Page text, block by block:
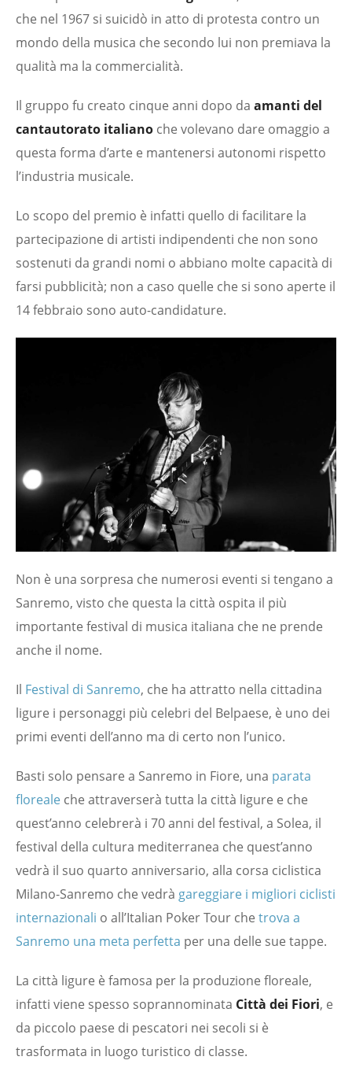
che nel 1967 si suicidò in atto di protesta contro un
mondo della musica che secondo lui non premiava la
qualità ma la commercialità.
Il gruppo fu creato cinque anni dopo da amanti del
cantautorato italiano che volevano dare omaggio a
questa forma d’arte e mantenersi autonomi rispetto
l’industria musicale.
Lo scopo del premio è infatti quello di facilitare la
partecipazione di artisti indipendenti che non sono
sostenuti da grandi nomi o abbiano molte capacità di
farsi pubblicità; non a caso quelle che si sono aperte il
14 febbraio sono auto-candidature.
Non è una sorpresa che numerosi eventi si tengano a
Sanremo, visto che questa la città ospita il più
importante festival di musica italiana che ne prende
anche il nome.
Il Festival di Sanremo, che ha attratto nella cittadina
ligure i personaggi più celebri del Belpaese, è uno dei
primi eventi dell’anno ma di certo non l’unico.
Basti solo pensare a Sanremo in Fiore, una parata
floreale che attraverserà tutta la città ligure e che
quest’anno celebrerà i 70 anni del festival, a Solea, il
festival della cultura mediterranea che quest’anno
vedrà il suo quarto anniversario, alla corsa ciclistica
Milano-Sanremo che vedrà gareggiare i migliori ciclisti
internazionali o all’Italian Poker Tour che trova a
Sanremo una meta perfetta per una delle sue tappe.
La città ligure è famosa per la produzione floreale,
infatti viene spesso soprannominata Città dei Fiori, e
da piccolo paese di pescatori nei secoli si è
trasformata in luogo turistico di classe.